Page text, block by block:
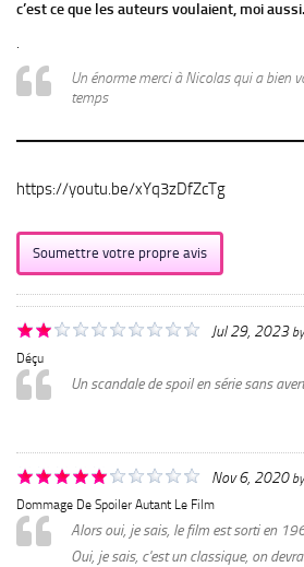
c’est ce que les auteurs voulaient, moi
Un énorme merci à Nicolas qui a bien
temps
https://youtu.be/xYq3zDfZcTg
Soumettre votre propre avis
Jul 29, 2023
Déçu
Un scandale de spoil en série sans
Nov 6, 2020
Dommage De Spoiler Autant Le Film
Alors oui, je sais, le film est sorti en
Oui, je sais, c'est un classique, on